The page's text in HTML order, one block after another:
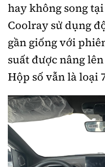
hay không song
Coolray sử dụng
gần giống với
suất được nâng
Hộp số vẫn là loại